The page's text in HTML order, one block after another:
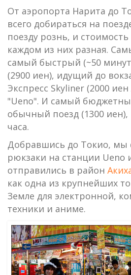
От аэропорта Нарита до
всего добираться на
поезду рознь, и
каждом из них разная.
самый быстрый (~50
(2900 иен), идущий до
Экспресс Skyliner (2000
"Ueno". И самый
обычный поезд (1300 иен),
часа.
Добравшись до Токио, мы
рюкзаки на станции
отправились в район
как одна из крупнейших
Земле для электронной,
техники и аниме.